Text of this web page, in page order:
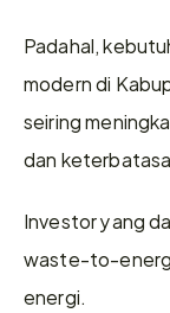
Padahal,
modern di
seiring
dan
Investor yang
waste-to-
energi.